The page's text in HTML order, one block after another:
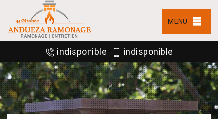
MENU
indisponible indisponible